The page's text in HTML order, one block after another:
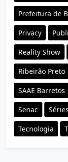
Prefeitura de
Privacy
Reality Show
Ribeirão Preto
SAAE Barretos
Senac Séries
Tecnologia